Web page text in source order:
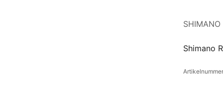
SHIMANO
Shimano